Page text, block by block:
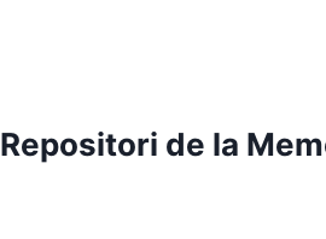
Repositori de la